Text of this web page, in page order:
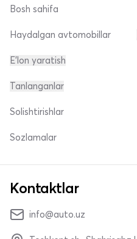
Bosh sahifa
Haydalgan avtomobillar
E'lon yaratish
Tanlanganlar
Solishtirishlar
Sozlamalar
Kontaktlar
info@auto.uz